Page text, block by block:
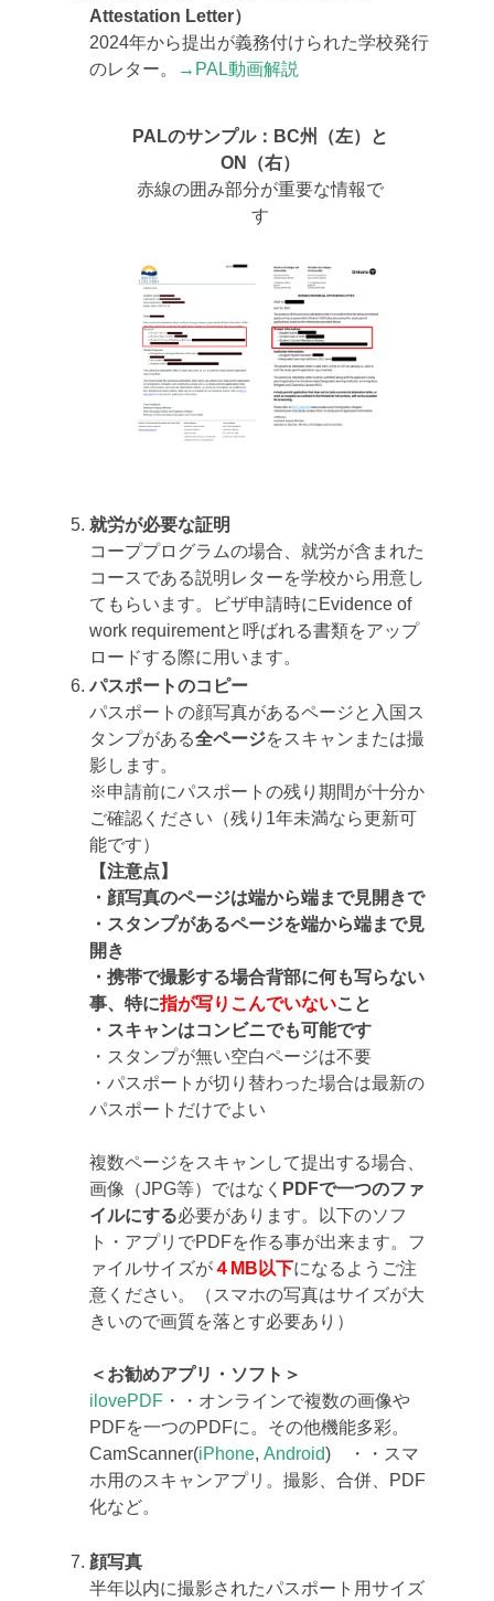
Attestation Letter）
2024年から提出が義務付けられた学校発行
のレター。
→PAL動画解説
PALのサンプル：BC州（左）と
ON（右）
赤線の囲み部分が重要な情報で
す
就労が必要な証明
コーププログラムの場合、就労が含まれた
コースである説明レターを学校から用意し
てもらいます。ビザ申請時にEvidence of
work requirementと呼ばれる書類をアップ
ロードする際に用います。
パスポートのコピー
パスポートの顔写真があるページと入国ス
タンプがある全ページをスキャンまたは撮
影します。
※申請前にパスポートの残り期間が十分か
ご確認ください（残り1年未満なら更新可
能です）
【注意点】
・顔写真のページは端から端まで見開きで
・スタンプがあるページを端から端まで見
開き
・携帯で撮影する場合背部に何も写らない
事、特に指が写りこんでいないこと
・スキャンはコンビニでも可能です
・スタンプが無い空白ページは不要
・パスポートが切り替わった場合は最新の
パスポートだけでよい
複数ページをスキャンして提出する場合、
画像（JPG等）ではなく PDFで一つのファ
イルにする必要があります。以下のソフ
ト・アプリでPDFを作る事が出来ます。フ
ァイルサイズが４MB以下になるようご注
意ください。（スマホの写真はサイズが大
きいので画質を落とす必要あり）
＜お勧めアプリ・ソフト＞
ilovePDF ・・オンラインで複数の画像や
PDFを一つのPDFに。その他機能多彩。
CamScanner(iPhone, Android) ・・スマ
ホ用のスキャンアプリ。撮影、合併、PDF
化など。
顔写真
半年以内に撮影されたパスポート用サイズ